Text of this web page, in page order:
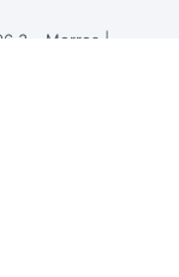
– Morros |